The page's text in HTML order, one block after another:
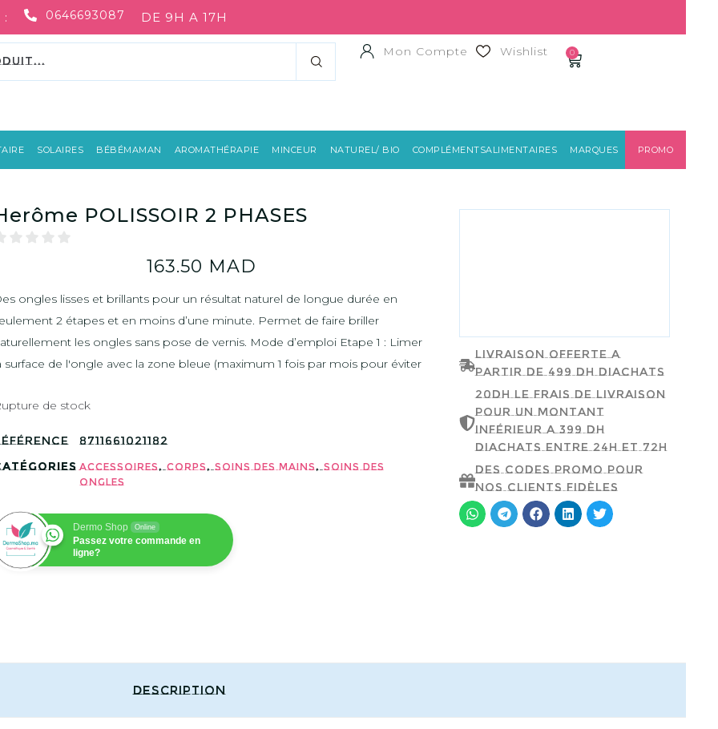
0646693087 DE 9H A 17H
Mon Compte Wishlist 0
SOLAIRES BÉBÉMAMAN AROMATHÉRAPIE MINCEUR NATUREL/ BIO COMPLÉMENTSALIMENTAIRES MARQUES PROMO
POLISSOIR 2 PHASES
163.50 MAD
ongles lisses et brillants pour un résultat naturel de longue durée en
2 étapes et en moins d’une minute. Permet de faire briller
les ongles sans pose de vernis. Mode d’emploi Etape 1 : Limer
surface de l'ongle avec la zone bleue (maximum 1 fois par mois pour éviter
de stock
8711661021182
Accessoires,Corps,Soins des Mains,Soins des
Ongles
Dermo Shop Online
Passez votre commande en
ligne?
Livraison offerte a
partir de 499 dh d'achats
20dh le frais de livraison
pour un montant
inférieur a 399 dh
d'achats entre 24h et 72h
Des codes promo pour
nos clients fidèles
Description